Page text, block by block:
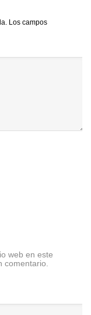
Los campos
web en este
comentario.